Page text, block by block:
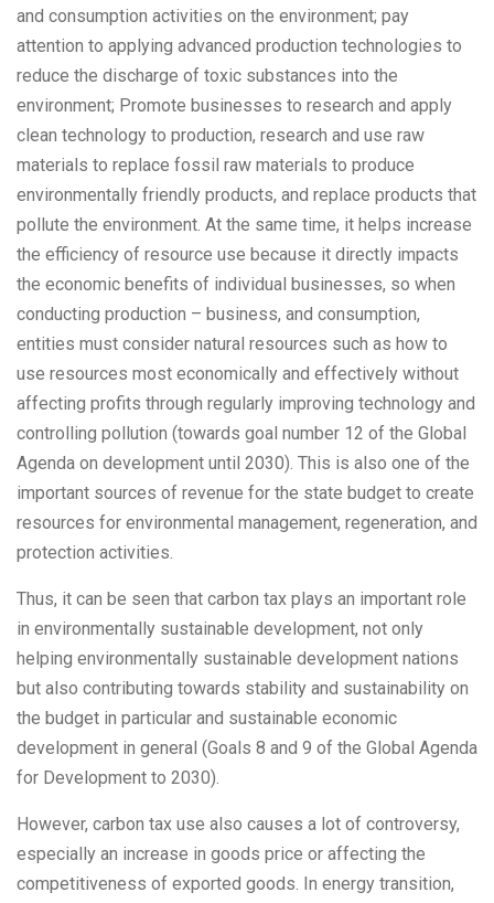
and consumption activities on the environment; pay
attention to applying advanced production technologies to
reduce the discharge of toxic substances into the
environment; Promote businesses to research and apply
clean technology to production, research and use raw
materials to replace fossil raw materials to produce
environmentally friendly products, and replace products that
pollute the environment. At the same time, it helps increase
the efficiency of resource use because it directly impacts
the economic benefits of individual businesses, so when
conducting production – business, and consumption,
entities must consider natural resources such as how to
use resources most economically and effectively without
affecting profits through regularly improving technology and
controlling pollution (towards goal number 12 of the Global
Agenda on development until 2030). This is also one of the
important sources of revenue for the state budget to create
resources for environmental management, regeneration, and
protection activities.
Thus, it can be seen that carbon tax plays an important role
in environmentally sustainable development, not only
helping environmentally sustainable development nations
but also contributing towards stability and sustainability on
the budget in particular and sustainable economic
development in general (Goals 8 and 9 of the Global Agenda
for Development to 2030).
However, carbon tax use also causes a lot of controversy,
especially an increase in goods price or affecting the
competitiveness of exported goods. In energy transition,